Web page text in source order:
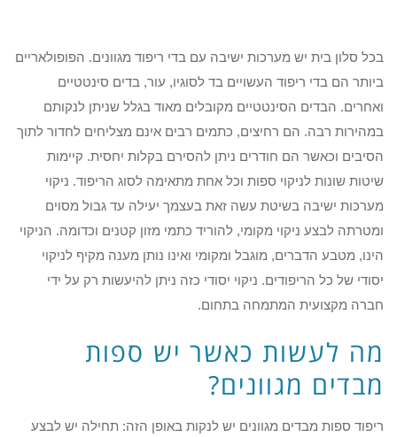
בכל סלון בית יש מערכות ישיבה עם בדי ריפוד מגוונים. הפופולאריים
ביותר הם בדי ריפוד העשויים בד לסוגיו, עור, בדים סינטטיים
ואחרים. הבדים הסינטטיים מקובלים מאוד בגלל שניתן לנקותם
במהירות רבה. הם רחיצים, כתמים רבים אינם מצליחים לחדור לתוך
הסיבים וכאשר הם חודרים ניתן להסירם בקלות יחסית. קיימות
שיטות שונות לניקוי ספות וכל אחת מתאימה לסוג הריפוד. ניקוי
מערכות ישיבה בשיטת עשה זאת בעצמך יעילה עד גבול מסוים
ומטרתה לבצע ניקוי מקומי, להוריד כתמי מזון קטנים וכדומה. הניקוי
הינו, מטבע הדברים, מוגבל ומקומי ואינו נותן מענה מקיף לניקוי
יסודי של כל הריפודים. ניקוי יסודי כזה ניתן להיעשות רק על ידי
חברה מקצועית המתמחה בתחום.
מה לעשות כאשר יש ספות
מבדים מגוונים?
ריפוד ספות מבדים מגוונים יש לנקות באופן הזה: תחילה יש לבצע